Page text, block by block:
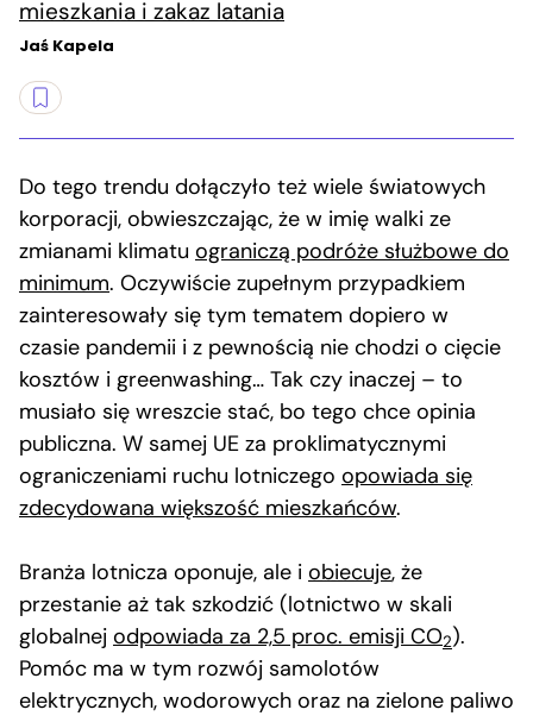
mieszkania i zakaz latania
Jaś Kapela
Do tego trendu dołączyło też wiele światowych
korporacji, obwieszczając, że w imię walki ze
zmianami klimatu ograniczą podróże służbowe do
minimum. Oczywiście zupełnym przypadkiem
zainteresowały się tym tematem dopiero w
czasie pandemii i z pewnością nie chodzi o cięcie
kosztów i greenwashing… Tak czy inaczej – to
musiało się wreszcie stać, bo tego chce opinia
publiczna. W samej UE za proklimatycznymi
ograniczeniami ruchu lotniczego opowiada się
zdecydowana większość mieszkańców.
Branża lotnicza oponuje, ale i obiecuje, że
przestanie aż tak szkodzić (lotnictwo w skali
globalnej odpowiada za 2,5 proc. emisji CO2).
Pomóc ma w tym rozwój samolotów
elektrycznych, wodorowych oraz na zielone paliwo